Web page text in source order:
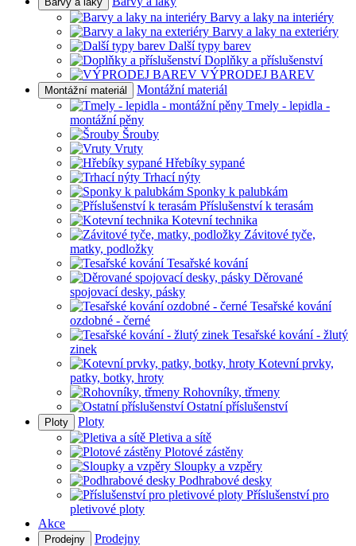
Barvy a laky na interiéry
Barvy a laky na exteriéry
Další typy barev
Doplňky a příslušenství
VÝPRODEJ BAREV
Montážní materiál
Montážní materiál
Tmely - lepidla -
montážní pěny
Šrouby
Vruty
Hřebíky sypané
Trhací nýty
Sponky k palubkám
Příslušenství k terasám
Kotevní technika
Závitové tyče,
matky, podložky
Tesařské kování
Děrované
spojovací desky, pásky
Tesařské kování
ozdobné - černé
Tesařské kování - žlutý
zinek
Kotevní prvky,
patky, botky, hroty
Rohovníky, třmeny
Ostatní příslušenství
Ploty
Ploty
Pletiva a sítě
Plotové zástěny
Sloupky a vzpěry
Podhrabové desky
Příslušenství pro
pletivové ploty
Akce
Prodejny
Prodejny